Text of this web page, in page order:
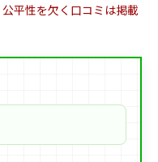
平性を欠く口コミは掲載